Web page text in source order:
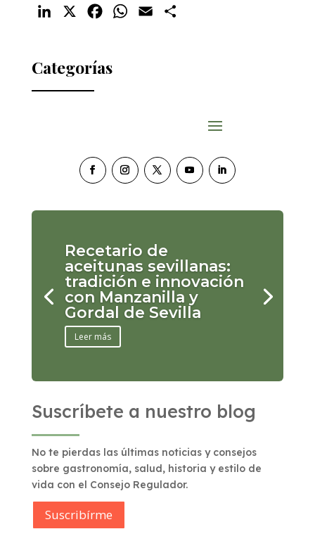
LinkedIn FacebookWhatsApp
Email
Categorías
Recetario de
aceitunas sevillanas:
tradición e innovación
con Manzanilla y
Gordal de Sevilla
Leer más
Suscríbete a nuestro blog
No te pierdas las últimas noticias y consejos
sobre gastronomía, salud, historia y estilo de
vida con el Consejo Regulador.
Suscribírme